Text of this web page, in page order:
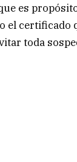
es
el certificado
toda